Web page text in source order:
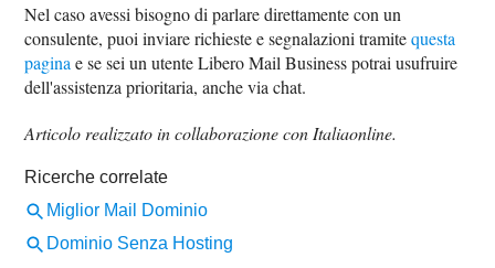
Nel caso avessi bisogno di parlare direttamente con un
consulente, puoi inviare richieste e segnalazioni tramitequesta
pagina e se sei un utente Libero Mail Business potrai usufruire
dell'assistenza prioritaria, anche via chat.
Articolo realizzato in collaborazione con Italiaonline.